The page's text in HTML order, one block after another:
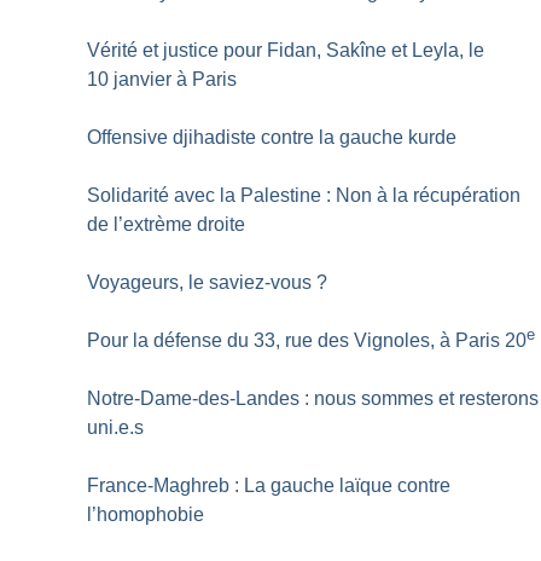
Vérité et justice pour Fidan, Sakîne et Leyla, le
10 janvier à Paris
Offensive djihadiste contre la gauche kurde
Solidarité avec la Palestine : Non à la récupération
de l’extrème droite
Voyageurs, le saviez-vous ?
Pour la défense du 33, rue des Vignoles, à Paris 20e
Notre-Dame-des-Landes : nous sommes et resterons
uni.e.s
France-Maghreb : La gauche laïque contre
l’homophobie